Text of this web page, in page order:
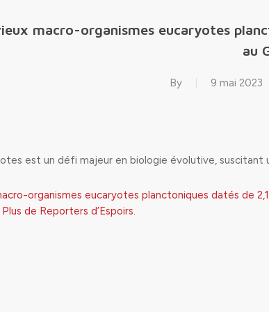
macro-organismes eucaryotes
au
By 9 mai 2023
est un défi majeur en biologie évolutive,
organismes eucaryotes planctoniques datés de
Plus de Reporters d’Espoirs.